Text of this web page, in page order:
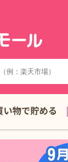
い物で貯める